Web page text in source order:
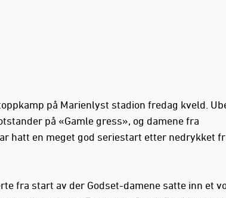
på Marienlyst stadion fredag kveld.
på «Gamle gress», og damene fra
hatt en meget god seriestart etter nedrykket
fra start av der Godset-damene satte inn et